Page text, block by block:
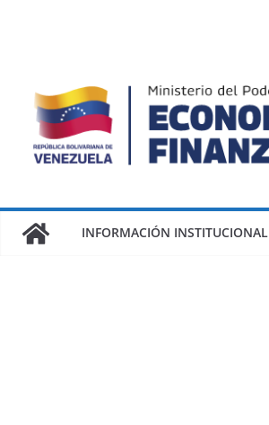
INFORMACIÓN INSTITUCIONAL